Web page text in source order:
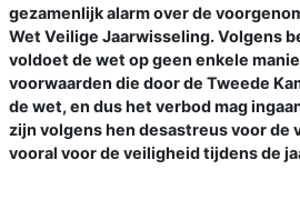
gezamenlijk alarm over de
Wet Veilige Jaarwisseling. Volgens
voldoet de wet op geen enkele
voorwaarden die door de Tweede
de wet, en dus het verbod mag
zijn volgens hen desastreus voor de
vooral voor de veiligheid tijdens de